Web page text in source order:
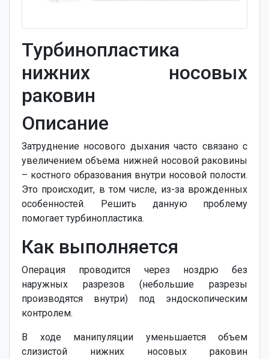
Турбинопластика
нижних носовых
раковин
Описание
Затруднение носового дыхания часто связано с
увеличением объема нижней носовой раковины
– костного образования внутри носовой полости.
Это происходит, в том числе, из-за врожденных
особенностей. Решить данную проблему
помогает турбинопластика.
Как выполняется
Операция проводится через ноздрю без
наружных разрезов (небольшие разрезы
производятся внутри) под эндоскопическим
контролем.
В ходе манипуляции уменьшается объем
слизистой нижних носовых раковин